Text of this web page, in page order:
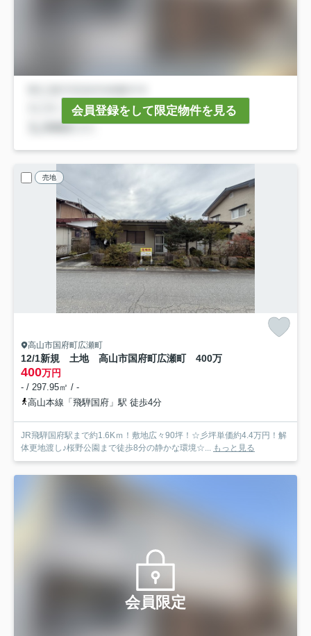
会員登録をして限定物件を見る
売地
高山市国府町広瀬町
12/1新規 土地 高山市国府町広瀬町 400万
400万円
- / 297.95㎡ / -
高山本線「飛騨国府」駅 徒歩4分
JR飛騨国府駅まで約1.6Kｍ！敷地広々90坪！☆彡坪単価約4.4万円！解
体更地渡し♪桜野公園まで徒歩8分の静かな環境☆... もっと見る
会員限定